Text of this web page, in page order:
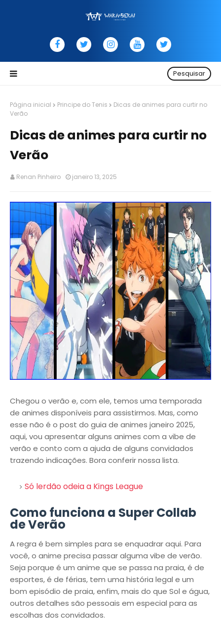
Pesquisar
Página inicial Principe do Tenis
Dicas de animes para curtir no
Verão
Dicas de animes para curtir no
Verão
Renan Pinheiro janeiro 13, 2025
Chegou o verão e, com ele, temos uma temporada
de animes disponíveis para assistirmos. Mas, como
esse não é o post do guia de animes janeiro 2025,
aqui, vou apresentar alguns animes com a vibe de
verão e conto com a ajuda de alguns convidados
trazendo indicações. Bora conferir nossa lista.
Só lerdão odeia a Kings League
Como funciona a Super Collab
de Verão
A regra é bem simples para se enquadrar aqui. Para
você, o anime precisa passar alguma vibe de verão.
Seja porque é um anime que se passa na praia, é de
esportes, é de férias, tem uma história legal e um
bom episódio de praia, enfim, mais do que Sol e água,
outros detalhes são pessoais em especial para as
escolhas dos convidados.